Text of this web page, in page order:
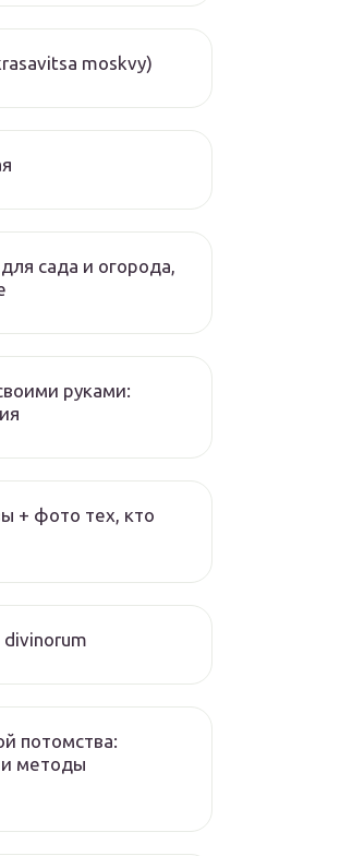
moskvy)
сада и огорода,
руками:
+ фото тех, кто
divinorum
потомства:
методы